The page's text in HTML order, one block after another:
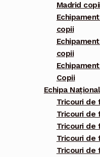
Madrid
copii
copii
Copii
Echipa
Tricouri de
Tricouri de
Tricouri de
Tricouri de
Tricouri de